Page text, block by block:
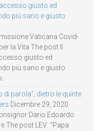
giusto ed
più sano e giusto
Vaticana Covid-
la Vita The post Il
giusto ed
più sano e giusto
di parola”, dietro le quinte
Dicembre 29, 2020
Dario Edoardo
The post LEV: “Papa